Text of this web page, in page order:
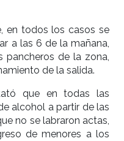
en todos los casos se
a las 6 de la mañana,
pancheros de la zona,
de la salida.
que en todas las
alcohol a partir de las
no se labraron actas,
de menores a los